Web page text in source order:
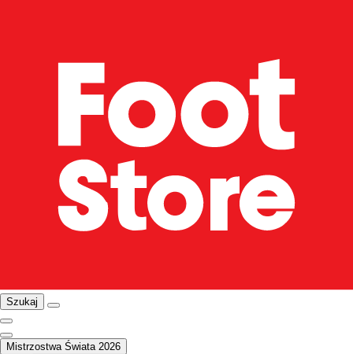
Szukaj
Mistrzostwa Świata 2026